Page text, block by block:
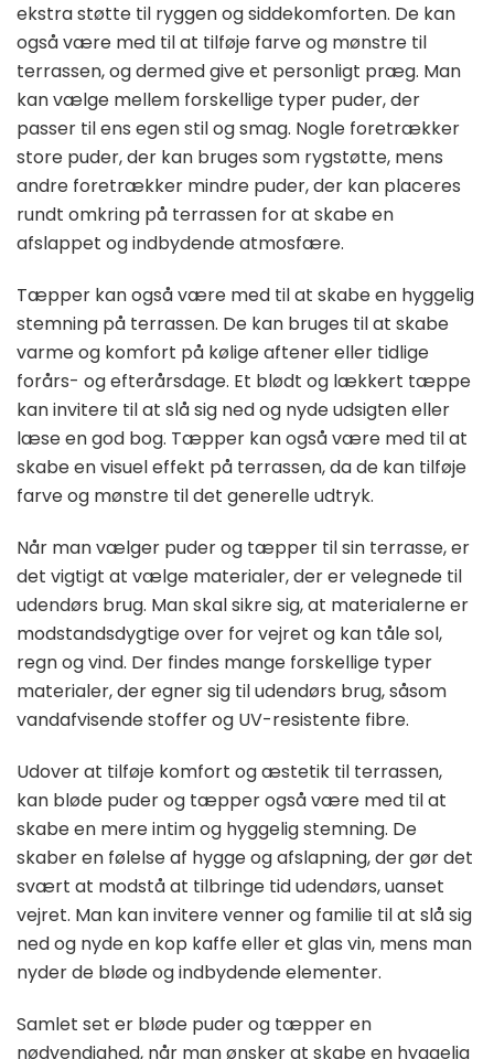
ekstra støtte til ryggen og siddekomforten. De kan
også være med til at tilføje farve og mønstre til
terrassen, og dermed give et personligt præg. Man
kan vælge mellem forskellige typer puder, der
passer til ens egen stil og smag. Nogle foretrækker
store puder, der kan bruges som rygstøtte, mens
andre foretrækker mindre puder, der kan placeres
rundt omkring på terrassen for at skabe en
afslappet og indbydende atmosfære.
Tæpper kan også være med til at skabe en hyggelig
stemning på terrassen. De kan bruges til at skabe
varme og komfort på kølige aftener eller tidlige
forårs- og efterårsdage. Et blødt og lækkert tæppe
kan invitere til at slå sig ned og nyde udsigten eller
læse en god bog. Tæpper kan også være med til at
skabe en visuel effekt på terrassen, da de kan tilføje
farve og mønstre til det generelle udtryk.
Når man vælger puder og tæpper til sin terrasse, er
det vigtigt at vælge materialer, der er velegnede til
udendørs brug. Man skal sikre sig, at materialerne er
modstandsdygtige over for vejret og kan tåle sol,
regn og vind. Der findes mange forskellige typer
materialer, der egner sig til udendørs brug, såsom
vandafvisende stoffer og UV-resistente fibre.
Udover at tilføje komfort og æstetik til terrassen,
kan bløde puder og tæpper også være med til at
skabe en mere intim og hyggelig stemning. De
skaber en følelse af hygge og afslapning, der gør det
svært at modstå at tilbringe tid udendørs, uanset
vejret. Man kan invitere venner og familie til at slå sig
ned og nyde en kop kaffe eller et glas vin, mens man
nyder de bløde og indbydende elementer.
Samlet set er bløde puder og tæpper en
nødvendighed, når man ønsker at skabe en hyggelig